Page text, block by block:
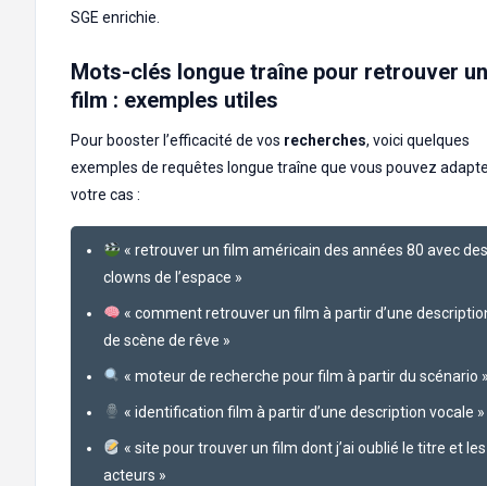
SGE enrichie.
Mots-clés longue traîne pour retrouver un
film : exemples utiles
Pour booster l’efficacité de vos recherches, voici quelques
exemples de requêtes longue traîne que vous pouvez
votre cas :
« retrouver un film américain des années 80 avec des
clowns de l’espace »
« comment retrouver un film à partir d’une
de scène de rêve »
« moteur de recherche pour film à partir du scénario
« identification film à partir d’une description vocale »
« site pour trouver un film dont j’ai oublié le titre et les
acteurs »